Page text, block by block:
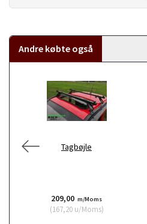
Andre købte også
Tagbøjle
209,00 m/Moms
(167,20u/Moms)